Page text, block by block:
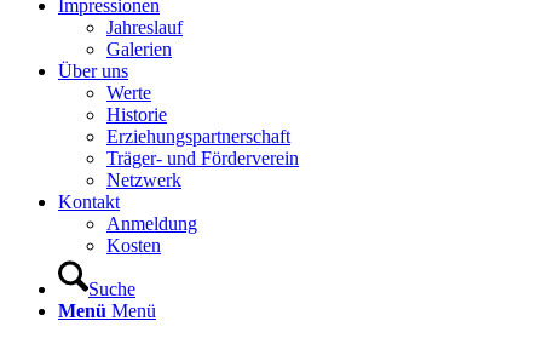
Impressionen
Jahreslauf
Galerien
Über uns
Werte
Historie
Erziehungspartnerschaft
Träger- und Förderverein
Netzwerk
Kontakt
Anmeldung
Kosten
Suche
Menü Menü